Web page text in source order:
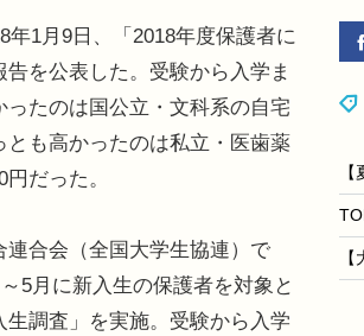
1月9日、「2018年度保護者に
を公表した。受験から入学ま
たのは国公立・文科系の自宅
とも高かったのは私立・医歯薬
だった。
合会（全国大学生協連）で
5月に新入生の保護者を対象と
生調査」を実施。受験から入学